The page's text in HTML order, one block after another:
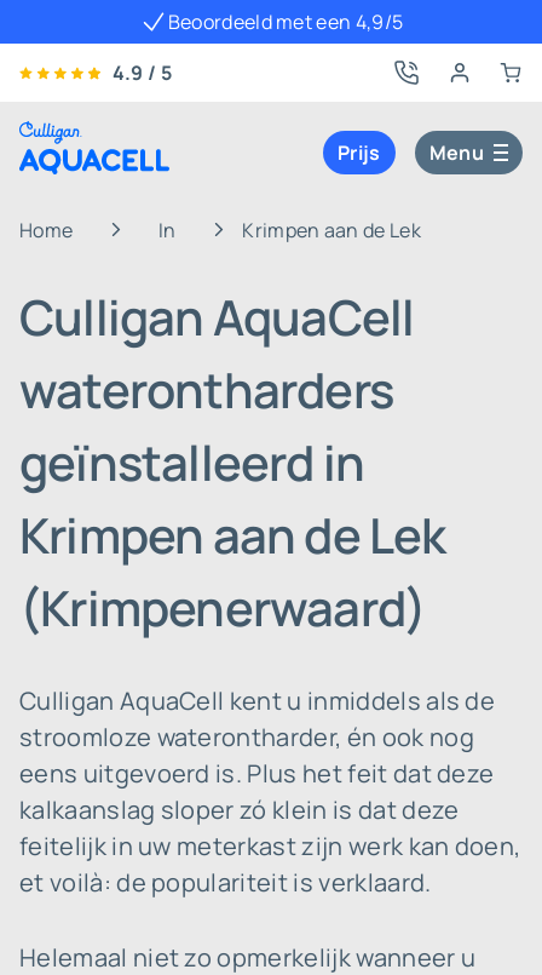
Beoordeeld met een 4,9/5
4.9 / 5
Prijs Menu
Home In Krimpen aan de Lek
Culligan AquaCell
waterontharders
geïnstalleerd in
Krimpen aan de Lek
(Krimpenerwaard)
Culligan AquaCell kent u inmiddels als de
stroomloze waterontharder, én ook nog
eens uitgevoerd is. Plus het feit dat deze
kalkaanslag sloper zó klein is dat deze
feitelijk in uw meterkast zijn werk kan doen,
et voilà: de populariteit is verklaard.
Helemaal niet zo opmerkelijk wanneer u